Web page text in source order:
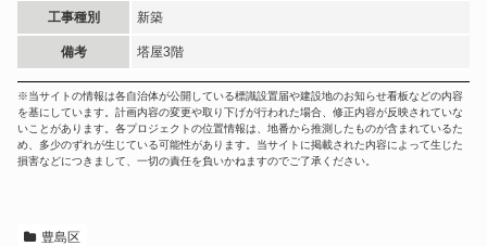
工事種別 新築
備考 塔屋3階
※当サイトの情報は各自治体が公開している標識設置届や建設地のお知らせ看板などの内容
を基にしています。計画内容の変更や取り下げが行われた場合、修正内容が反映されていな
いことがあります。各プロジェクトの位置情報は、地番から推測したものが含まれているた
め、多少のずれが生じている可能性があります。当サイトに掲載された内容によって生じた
損害などにつきまして、一切の責任を負いかねますのでご了承ください。
豊島区